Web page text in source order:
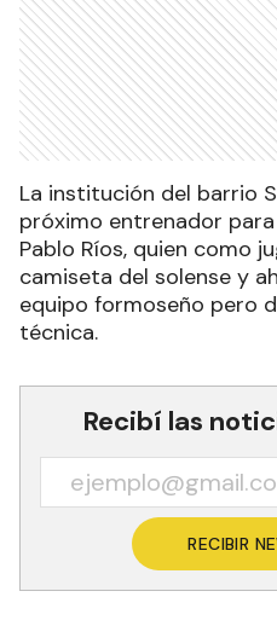
La institución del barrio
próximo entrenador
Pablo Ríos, quien como
camiseta del solense y
equipo formoseño pero
técnica.
Recibí las
RECIBIR